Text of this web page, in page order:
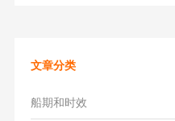
文章分类
船期和时效